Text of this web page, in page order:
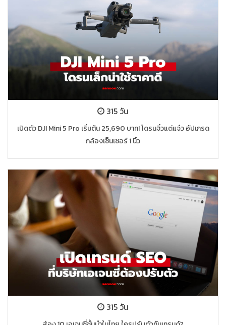
315 วัน
เปิดตัว DJI Mini 5 Pro เริ่มต้น 25,690 บาท! โดรนจิ๋วแต่แจ๋ว อัปเกรด
กล้องเซ็นเซอร์ 1 นิ้ว
315 วัน